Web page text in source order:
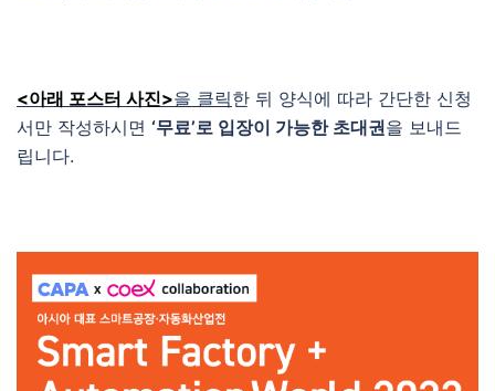
<아래 포스터 사진>을 클릭한 뒤 양식에 따라 간단한 신청
서만 작성하시면 ‘무료’로 입장이 가능한 초대권을 보내드
립니다.